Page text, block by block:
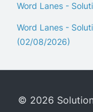
Word Lanes -
Word Lanes -
(02/08/2026)
© 2026